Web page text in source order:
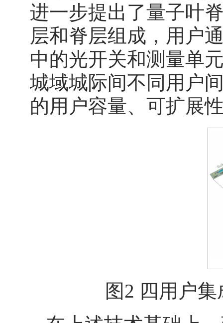
进一步提出了量子叶
层和脊层组成，用户
中的光开关和测量单
城域城际间不同用户
的用户容量、可扩展
图2 四用户